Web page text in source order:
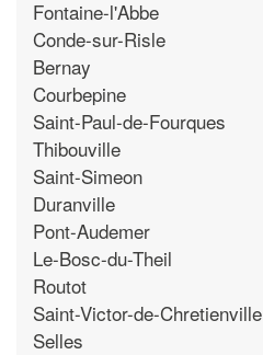
Fontaine-l'Abbe
Conde-sur-Risle
Bernay
Courbepine
Saint-Paul-de-Fourques
Thibouville
Saint-Simeon
Duranville
Pont-Audemer
Le-Bosc-du-Theil
Routot
Saint-Victor-de-Chretienville
Selles